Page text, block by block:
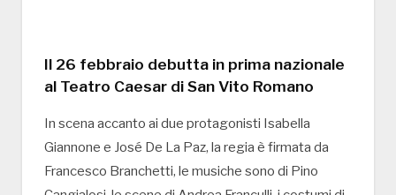
Il 26 febbraio debutta in prima nazionale
al Teatro Caesar di San Vito Romano
In scena accanto ai due protagonisti Isabella
Giannone e José De La Paz, la regia è firmata da
Francesco Branchetti, le musiche sono di Pino